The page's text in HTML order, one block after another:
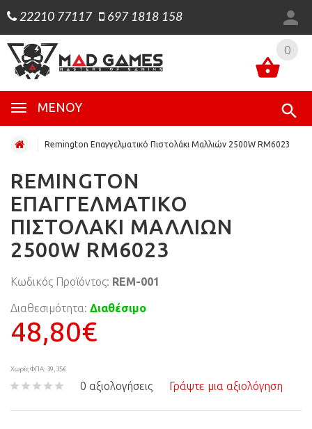
22210 77117 697 1818 158
0
ΜΕΝΟΎ
0
Remington Επαγγελματικό Πιστολάκι Μαλλιών 2500W RM6023
REMINGTON
ΕΠΑΓΓΕΛΜΑΤΙΚΌ
ΠΙΣΤΟΛΆΚΙ ΜΑΛΛΙΏΝ
2500W RM6023
Κωδικός Προϊόντος: REM-001
Διαθεσιμότητα: Διαθέσιμο
48,80€
Χωρίς ΦΠΑ: 39,35€
0 αξιολογήσεις Γράψτε μια αξιολόγηση